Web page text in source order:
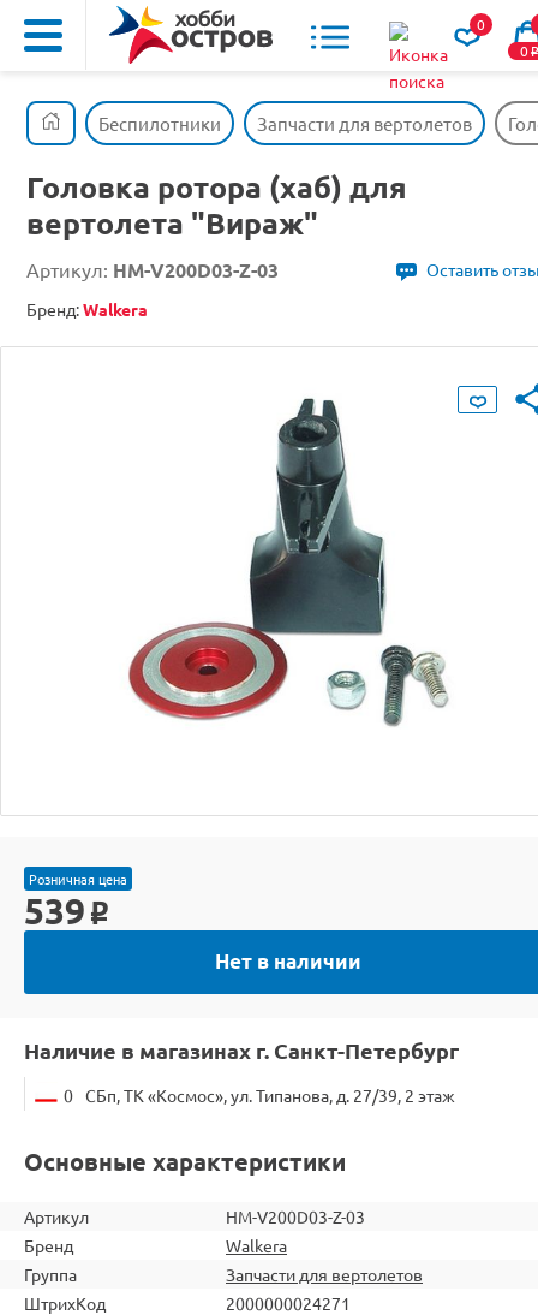
0
0o
Беспилотники Запчасти для вертолетов
Головка ротора (хаб) для
вертолета "Вираж"
Артикул: HM-V200D03-Z-03
Оставить
Бренд:Walkera
Розничная цена
539 o
Нет в наличии
Наличие в магазинах г. Санкт-Петербург
0 СБп, ТК «Космос», ул. Типанова, д. 27/39, 2 этаж
Основные характеристики
Артикул
HM-V200D03-Z-03
Бренд
Walkera
Группа
Запчасти для вертолетов
ШтрихКод
2000000024271